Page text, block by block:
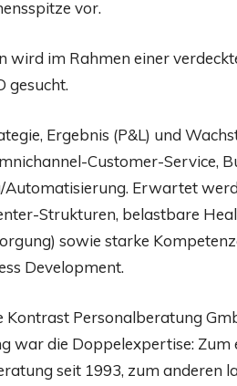
vor.
im Rahmen einer
gesucht.
Ergebnis (P&L) und
Customer-Service,
Erwartet
Strukturen, belastbare
sowie starke
Development.
Kontrast Personalberatung
war die Doppelexpertise: Zum
seit 1993, zum anderen